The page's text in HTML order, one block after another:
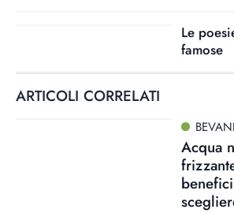
Le
famose
ARTICOLI CORRELATI
Acqua